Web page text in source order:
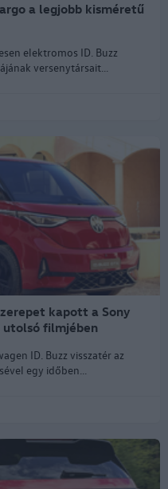
a legjobb kisméretű
elektromos ID. Buzz
versenytársait...
kapott a Sony
filmjében
ID. Buzz visszatér az
egy időben...